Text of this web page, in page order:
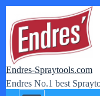
Inhalt
springen
Endres-Spraytools.com
Endres No.1 best